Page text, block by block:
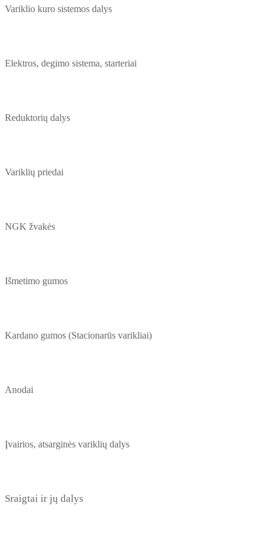
Variklio kuro sistemos dalys
Elektros, degimo sistema, starteriai
Reduktorių dalys
Variklių priedai
NGK žvakės
Išmetimo gumos
Kardano gumos (Stacionarūs varikliai)
Anodai
Įvairios, atsarginės variklių dalys
Sraigtai ir jų dalys